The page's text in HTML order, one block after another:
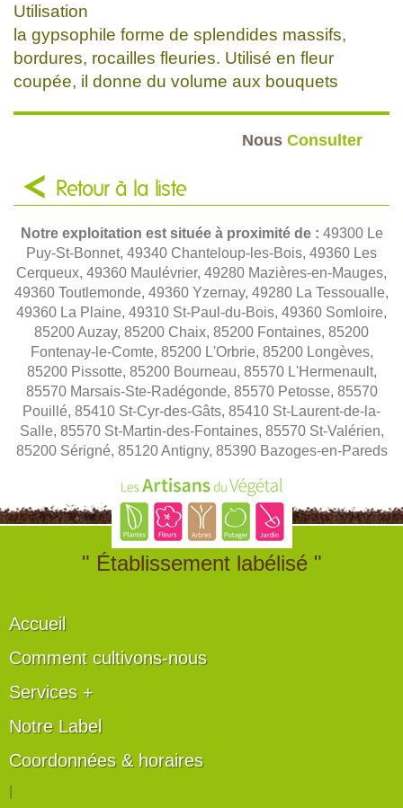
Utilisation
la gypsophile forme de splendides massifs,
bordures, rocailles fleuries. Utilisé en fleur
coupée, il donne du volume aux bouquets
Nous Consulter
Retour à la liste
Notre exploitation est située à proximité de : 49300 Le
Puy-St-Bonnet, 49340 Chanteloup-les-Bois, 49360 Les
Cerqueux, 49360 Maulévrier, 49280 Mazières-en-Mauges,
49360 Toutlemonde, 49360 Yzernay, 49280 La Tessoualle,
49360 La Plaine, 49310 St-Paul-du-Bois, 49360 Somloire,
85200 Auzay, 85200 Chaix, 85200 Fontaines, 85200
Fontenay-le-Comte, 85200 L'Orbrie, 85200 Longèves,
85200 Pissotte, 85200 Bourneau, 85570 L'Hermenault,
85570 Marsais-Ste-Radégonde, 85570 Petosse, 85570
Pouillé, 85410 St-Cyr-des-Gâts, 85410 St-Laurent-de-la-
Salle, 85570 St-Martin-des-Fontaines, 85570 St-Valérien,
85200 Sérigné, 85120 Antigny, 85390 Bazoges-en-Pareds
" Établissement labélisé "
Accueil
Comment cultivons-nous
Services +
Notre Label
Coordonnées & horaires